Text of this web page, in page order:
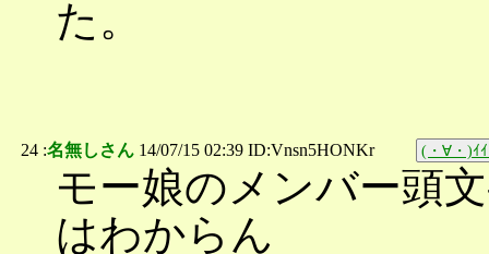
た。
24 :名無しさん 14/07/15 02:39 ID:Vnsn5HONKr (・∀・)ｲ
モー娘のメンバー頭
はわからん